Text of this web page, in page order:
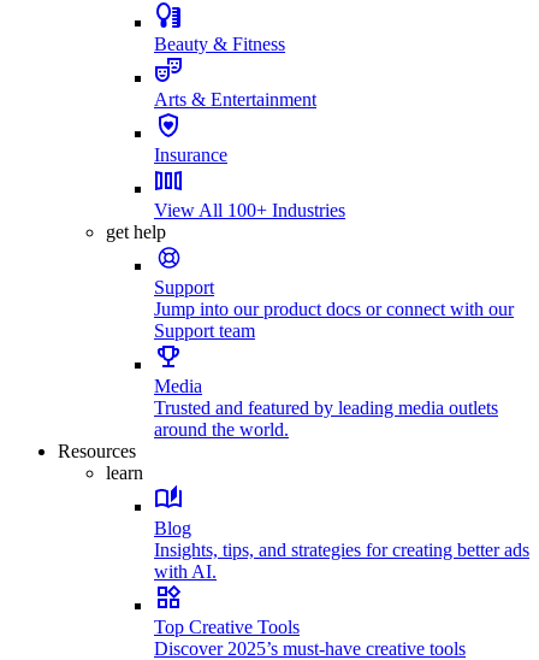
Beauty & Fitness
Arts & Entertainment
Insurance
View All 100+ Industries
get help
Support
Jump into our product docs or connect with our
Support team
Media
Trusted and featured by leading media outlets
around the world.
Resources
learn
Blog
Insights, tips, and strategies for creating better ads
with AI.
Top Creative Tools
Discover 2025’s must-have creative tools